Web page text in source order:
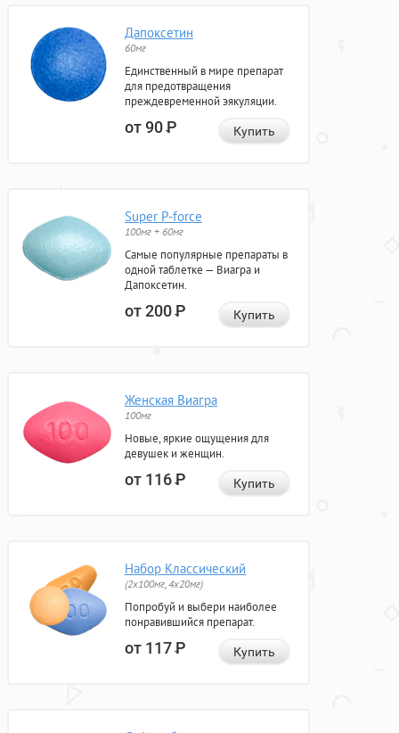
Дапоксетин
60мг
Единственный в мире препарат
для предотвращения
преждевременной эякуляции.
от 90Р Купить
Super P-force
100мг + 60мг
Самые популярные препараты в
одной таблетке — Виагра и
Дапоксетин.
от 200Р Купить
Женская Виагра
100мг
Новые, яркие ощущения для
девушек и женщин.
от 116Р Купить
Набор Классический
(2x100мг, 4x20мг)
Попробуй и выбери наиболее
понравившийся препарат.
от 117Р Купить